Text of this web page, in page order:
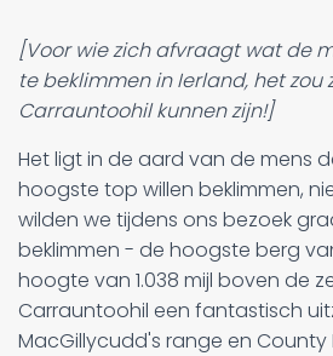
[Voor wie zich afvraagt wat de
te beklimmen in Ierland, het zou
Carrauntoohil kunnen zijn!]
Het ligt in de aard van de mens
hoogste top willen beklimmen,
wilden we tijdens ons bezoek
beklimmen - de hoogste berg
hoogte van 1.038 mijl boven de
Carrauntoohil een fantastisch
MacGillycudd's range en County